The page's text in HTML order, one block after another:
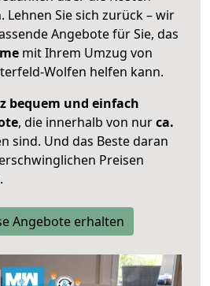
Lehnen Sie sich zurück – wir
Angebote für Sie, das
mit Ihrem Umzug von
Wolfen helfen kann.
bequem und einfach
, die innerhalb von nurca.
sind. Und das Beste daran
Preisen
Angebote erhalten